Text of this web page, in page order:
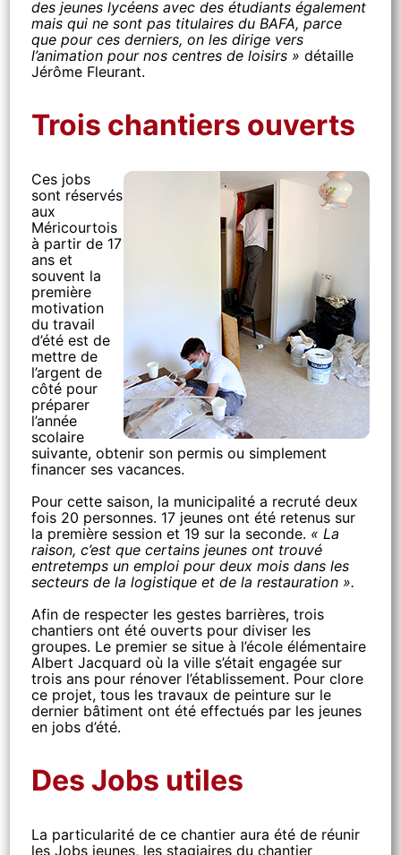
des jeunes lycéens avec des étudiants également
mais qui ne sont pas titulaires du BAFA, parce
que pour ces derniers, on les dirige vers
l’animation pour nos centres de loisirs »détaille
Jérôme Fleurant.
Trois chantiers ouverts
Ces jobs
sont réservés
aux
Méricourtois
à partir de 17
ans et
souvent la
première
motivation
du travail
d’été est de
mettre de
l’argent de
côté pour
préparer
l’année
scolaire
suivante, obtenir son permis ou simplement
financer ses vacances.
Pour cette saison, la municipalité a recruté deux
fois 20 personnes. 17 jeunes ont été retenus sur
la première session et 19 sur la seconde. « La
raison, c’est que certains jeunes ont trouvé
entretemps un emploi pour deux mois dans les
secteurs de la logistique et de la restauration ».
Afin de respecter les gestes barrières, trois
chantiers ont été ouverts pour diviser les
groupes. Le premier se situe à l’école élémentaire
Albert Jacquard où la ville s’était engagée sur
trois ans pour rénover l’établissement. Pour clore
ce projet, tous les travaux de peinture sur le
dernier bâtiment ont été effectués par les jeunes
en jobs d’été.
Des Jobs utiles
La particularité de ce chantier aura été de réunir
les Jobs jeunes, les stagiaires du chantier